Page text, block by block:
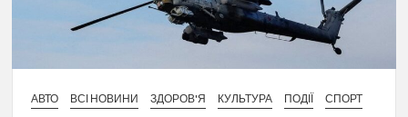
АВТО ВСІ НОВИНИ ЗДОРОВ'Я КУЛЬТУРА ПОДІЇ
СПОРТ